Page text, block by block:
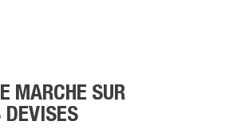
MARCHE SUR